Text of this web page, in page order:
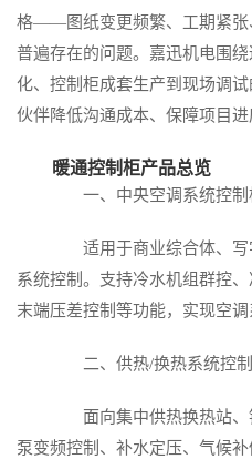
格——图纸变更频繁、工期紧张
普遍存在的问题。嘉迅机电围
化、控制柜成套生产到现场调
伙伴降低沟通成本、保障项目进
暖通控制柜产品总览
一、中央空调系统控制
适用于商业综合体、写
系统控制。支持冷水机组群控
末端压差控制等功能，实现空
二、供热/换热系统控
面向集中供热换热站、
泵变频控制、补水定压、气候